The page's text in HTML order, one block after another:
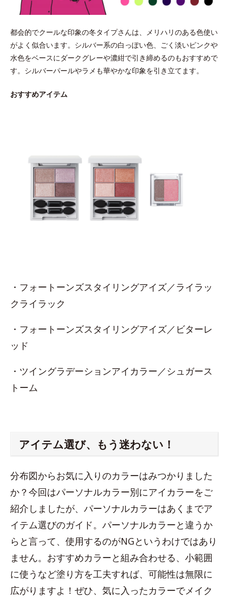
都会的でクールな印象の冬タイプさんは、メリハリのある色使い
がよく似合います。シルバー系の白っぽい色、ごく淡いピンクや
水色をベースにダークグレーや濃紺で引き締めるのもおすすめで
す。シルバーパールやラメも華やかな印象を引き立てます。
おすすめアイテム
・フォートーンズスタイリングアイズ／ライラッ
クライラック
・フォートーンズスタイリングアイズ／ビターレ
ッド
・ツイングラデーションアイカラー／シュガース
トーム
アイテム選び、もう迷わない！
分布図からお気に入りのカラーはみつかりました
か？今回はパーソナルカラー別にアイカラーをご
紹介しましたが、パーソナルカラーはあくまでア
イテム選びのガイド。パーソナルカラーと違うか
らと言って、使用するのがNGというわけではあり
ません。おすすめカラーと組み合わせる、小範囲
に使うなど塗り方を工夫すれば、可能性は無限に
広がりますよ！ぜひ、気に入ったカラーでメイク